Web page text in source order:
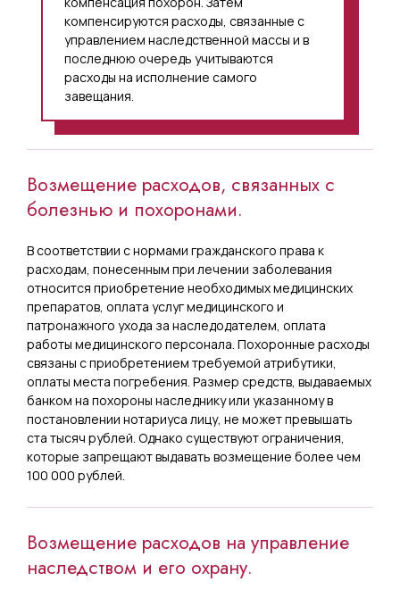
компенсируются расходы, связанные с
управлением наследственной массы и в
последнюю очередь учитываются
расходы на исполнение самого
завещания.
Возмещение расходов, связанных с
болезнью и похоронами.
В соответствии с нормами гражданского права к
расходам, понесенным при лечении заболевания
относится приобретение необходимых медицинских
препаратов, оплата услуг медицинского и
патронажного ухода за наследодателем, оплата
работы медицинского персонала. Похоронные расходы
связаны с приобретением требуемой атрибутики,
оплаты места погребения. Размер средств, выдаваемых
банком на похороны наследнику или указанному в
постановлении нотариуса лицу, не может превышать
ста тысяч рублей. Однако существуют ограничения,
которые запрещают выдавать возмещение более чем
100 000 рублей.
Возмещение расходов на управление
наследством и его охрану.